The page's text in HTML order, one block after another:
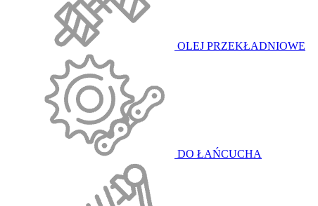
OLEJ PRZEKŁADNIOWE
DO ŁAŃCUCHA